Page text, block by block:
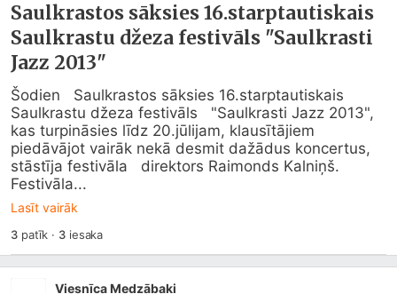
Saulkrastos sāksies 16.starptautiskais
Saulkrastu džeza festivāls "Saulkrasti
Jazz 2013"
Šodien   Saulkrastos sāksies 16.starptautiskais
Saulkrastu džeza festivāls   "Saulkrasti Jazz 2013",
kas turpināsies līdz 20.jūlijam, klausītājiem
piedāvājot vairāk nekā desmit dažādus koncertus,
stāstīja festivāla   direktors Raimonds Kalniņš.
Festivāla...
Lasīt vairāk
3patīk · 3iesaka
Viesnīca Medzābaki